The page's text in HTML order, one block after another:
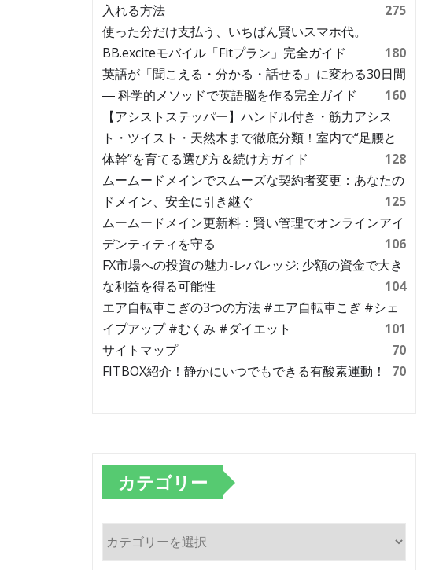
入れる方法
275
使った分だけ支払う、いちばん賢いスマホ代。
BB.exciteモバイル「Fitプラン」完全ガイド
180
英語が「聞こえる・分かる・話せる」に変わる30日間
― 科学的メソッドで英語脳を作る完全ガイド
160
【アシストステッパー】ハンドル付き・筋力アシス
ト・ツイスト・天然木まで徹底分類！室内で“足腰と
体幹”を育てる選び方＆続け方ガイド
128
ムームードメインでスムーズな契約者変更：あなたの
ドメイン、安全に引き継ぐ
125
ムームードメイン更新料：賢い管理でオンラインアイ
デンティティを守る
106
FX市場への投資の魅力-レバレッジ: 少額の資金で大き
な利益を得る可能性
104
エア自転車こぎの3つの方法 #エア自転車こぎ #シェ
イプアップ #むくみ #ダイエット
101
サイトマップ
70
FITBOX紹介！静かにいつでもできる有酸素運動！
70
カテゴリー
テ